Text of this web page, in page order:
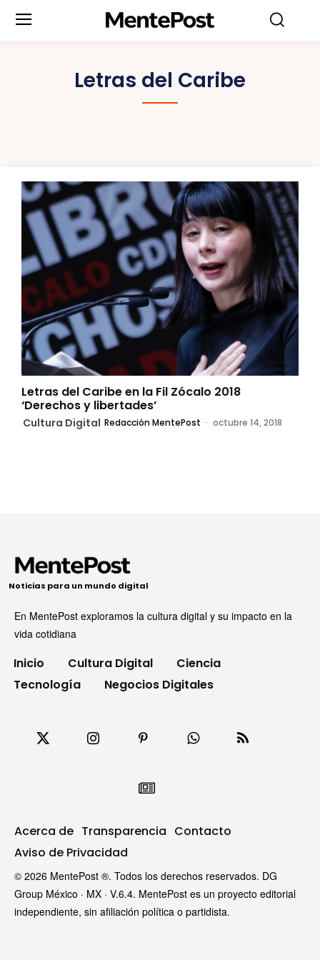
Letras del Caribe
Letras del Caribe en la Fil Zócalo 2018
‘Derechos y libertades’
Cultura Digital Redacción MentePost - octubre 14, 2018
Noticias para un mundo digital
En MentePost exploramos la cultura digital y su impacto en la
vida cotidiana
Inicio Cultura Digital
Ciencia
Tecnología
Negocios Digitales
Acerca de Transparencia Contacto
Aviso de Privacidad
© 2026 MentePost ®. Todos los derechos reservados. DG
Group México · MX · V.6.4. MentePost es un proyecto editorial
independiente, sin afiliación política o partidista.